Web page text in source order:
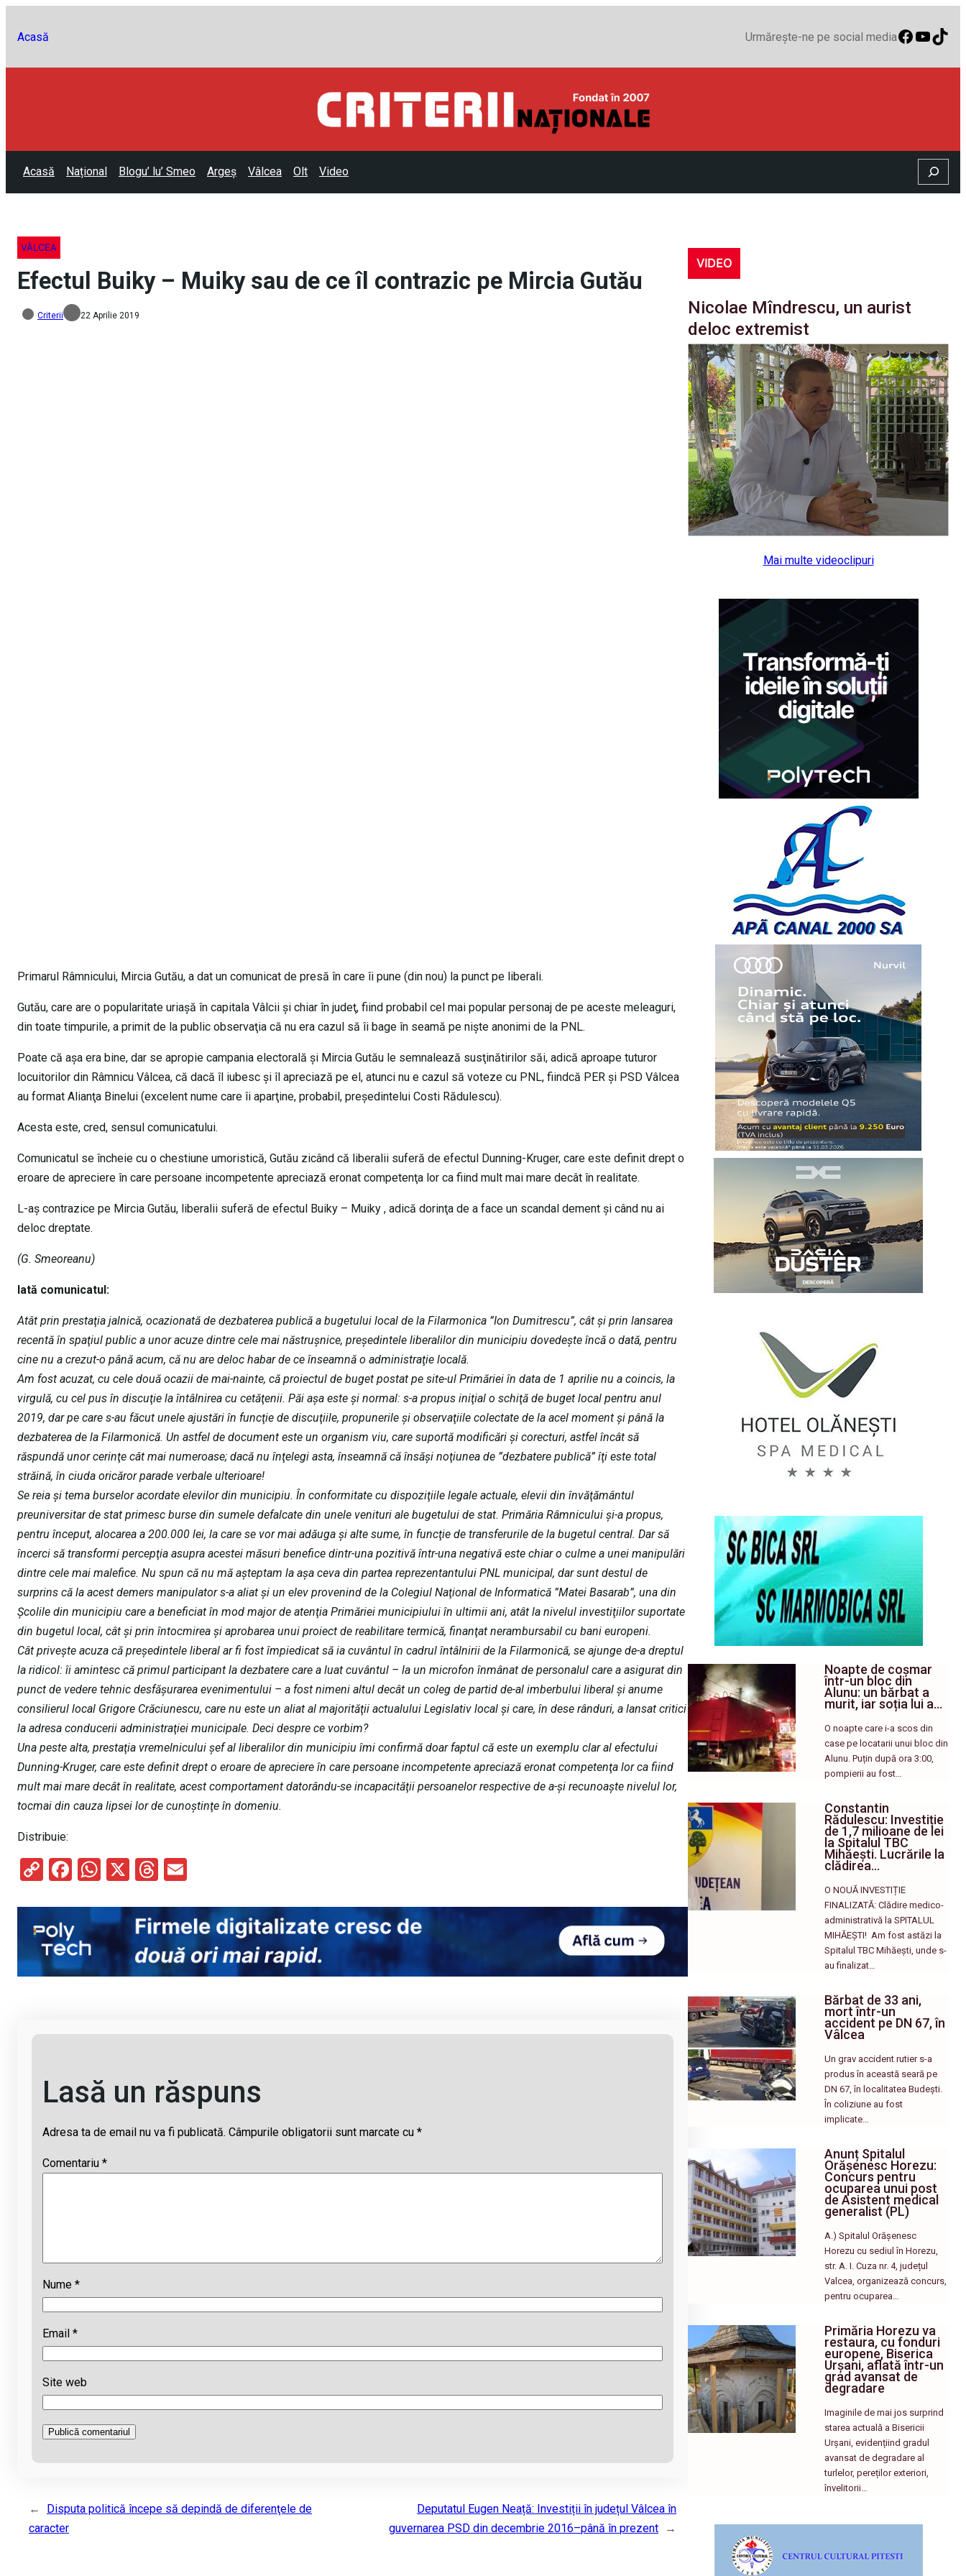
Acasă Urmărește-ne pe social media
Acasă Național Blogu’ lu’ Smeo Argeș Vâlcea Olt Video Search
VÂLCEA
Efectul Buiky – Muiky sau de ce îl contrazic pe Mircia Gutău
Criterii 22 Aprilie 2019
Primarul Râmnicului, Mircia Gutău, a dat un comunicat de presă în care îi pune (din nou) la punct pe liberali.
Gutău, care are o popularitate uriaşă în capitala Vâlcii şi chiar în judeţ, fiind probabil cel mai popular personaj de pe aceste meleaguri,
din toate timpurile, a primit de la public observaţia că nu era cazul să îi bage în seamă pe nişte anonimi de la PNL.
Poate că aşa era bine, dar se apropie campania electorală şi Mircia Gutău le semnalează susţinătirilor săi, adică aproape tuturor
locuitorilor din Râmnicu Vâlcea, că dacă îl iubesc şi îl apreciază pe el, atunci nu e cazul să voteze cu PNL, fiindcă PER şi PSD Vâlcea
au format Alianţa Binelui (excelent nume care îi aparţine, probabil, preşedintelui Costi Rădulescu).
Acesta este, cred, sensul comunicatului.
Comunicatul se încheie cu o chestiune umoristică, Gutău zicând că liberalii suferă de efectul Dunning-Kruger, care este definit drept o
eroare de apreciere în care persoane incompetente apreciază eronat competenţa lor ca fiind mult mai mare decât în realitate.
L-aş contrazice pe Mircia Gutău, liberalii suferă de efectul Buiky – Muiky , adică dorinţa de a face un scandal dement şi când nu ai
deloc dreptate.
(G. Smeoreanu)
Iată comunicatul:
Atât prin prestaţia jalnică, ocazionată de dezbaterea publică a bugetului local de la Filarmonica ”Ion Dumitrescu”, cât şi prin lansarea
recentă în spaţiul public a unor acuze dintre cele mai năstruşnice, preşedintele liberalilor din municipiu dovedeşte încă o dată, pentru
cine nu a crezut-o până acum, că nu are deloc habar de ce înseamnă o administraţie locală.
Am fost acuzat, cu cele două ocazii de mai-nainte, că proiectul de buget postat pe site-ul Primăriei în data de 1 aprilie nu a coincis, la
virgulă, cu cel pus în discuţie la întâlnirea cu cetăţenii. Păi aşa este şi normal: s-a propus iniţial o schiţă de buget local pentru anul
2019, dar pe care s-au făcut unele ajustări în funcţie de discuţiile, propunerile şi observaţiile colectate de la acel moment şi până la
dezbaterea de la Filarmonică. Un astfel de document este un organism viu, care suportă modificări şi corecturi, astfel încât să
răspundă unor cerinţe cât mai numeroase; dacă nu înţelegi asta, înseamnă că însăşi noţiunea de ”dezbatere publică” îţi este total
străină, în ciuda oricăror parade verbale ulterioare!
Se reia şi tema burselor acordate elevilor din municipiu. În conformitate cu dispoziţiile legale actuale, elevii din învăţământul
preuniversitar de stat primesc burse din sumele defalcate din unele venituri ale bugetului de stat. Primăria Râmnicului şi-a propus,
pentru început, alocarea a 200.000 lei, la care se vor mai adăuga şi alte sume, în funcţie de transferurile de la bugetul central. Dar să
încerci să transformi percepţia asupra acestei măsuri benefice dintr-una pozitivă într-una negativă este chiar o culme a unei manipulări
dintre cele mai malefice. Nu spun că nu mă aşteptam la aşa ceva din partea reprezentantului PNL municipal, dar sunt destul de
surprins că la acest demers manipulator s-a aliat şi un elev provenind de la Colegiul Naţional de Informatică ”Matei Basarab”, una din
Şcolile din municipiu care a beneficiat în mod major de atenţia Primăriei municipiului în ultimii ani, atât la nivelul investiţiilor suportate
din bugetul local, cât şi prin întocmirea şi aprobarea unui proiect de reabilitare termică, finanţat nerambursabil cu bani europeni.
Cât priveşte acuza că preşedintele liberal ar fi fost împiedicat să ia cuvântul în cadrul întâlnirii de la Filarmonică, se ajunge de-a dreptul
la ridicol: îi amintesc că primul participant la dezbatere care a luat cuvântul – la un microfon înmânat de personalul care a asigurat din
punct de vedere tehnic desfăşurarea evenimentului – a fost nimeni altul decât un coleg de partid de-al imberbului liberal şi anume
consilierul local Grigore Crăciunescu, care nu este un aliat al majorităţii actualului Legislativ local şi care, în dese rânduri, a lansat critici
la adresa conducerii administraţiei municipale. Deci despre ce vorbim?
Una peste alta, prestaţia vremelnicului şef al liberalilor din municipiu îmi confirmă doar faptul că este un exemplu clar al efectului
Dunning-Kruger, care este definit drept o eroare de apreciere în care persoane incompetente apreciază eronat competenţa lor ca fiind
mult mai mare decât în realitate, acest comportament datorându-se incapacităţii persoanelor respective de a-şi recunoaşte nivelul lor,
tocmai din cauza lipsei lor de cunoştinţe în domeniu.
Distribuie:
C
py
Li
n
k
F
ce
b
o
o
W
at
s
A
p
X
T
e
a
d
s
ail
Lasă un răspuns
Adresa ta de email nu va fi publicată. Câmpurile obligatorii sunt marcate cu *
Comentariu *
Nume *
Email *
Site web
←
Disputa politică începe să depindă de diferenţele de
caracter
Deputatul Eugen Neață: Investiții în județul Vâlcea în
guvernarea PSD din decembrie 2016–până în prezent
→
VIDEO
Nicolae Mîndrescu, un aurist
deloc extremist
Mai multe videoclipuri
Noapte de coșmar
într-un bloc din
Alunu: un bărbat a
murit, iar soția lui a…
O noapte care i-a scos din
case pe locatarii unui bloc din
Alunu. Puțin după ora 3:00,
pompierii au fost…
Constantin
Rădulescu: Investiție
de 1,7 milioane de lei
la Spitalul TBC
Mihăești. Lucrările la
clădirea…
O NOUĂ INVESTIȚIE
FINALIZATĂ: Clădire medico-
administrativă la SPITALUL
MIHĂEȘTI! ​ Am fost astăzi la
Spitalul TBC Mihăești, unde s-
au finalizat…
Bărbat de 33 ani,
mort într-un
accident pe DN 67, în
Vâlcea
Un grav accident rutier s-a
produs în această seară pe
DN 67, în localitatea Budești.
În coliziune au fost
implicate…
Anunț Spitalul
Orășenesc Horezu:
Concurs pentru
ocuparea unui post
de Asistent medical
generalist (PL)
A.) Spitalul Orășenesc
Horezu cu sediul în Horezu,
str. A. I. Cuza nr. 4, județul
Valcea, organizează concurs,
pentru ocuparea…
Primăria Horezu va
restaura, cu fonduri
europene, Biserica
Urșani, aflată într-un
grad avansat de
degradare
Imaginile de mai jos surprind
starea actuală a Bisericii
Urșani, evidențiind gradul
avansat de degradare al
turlelor, pereților exteriori,
învelitorii…